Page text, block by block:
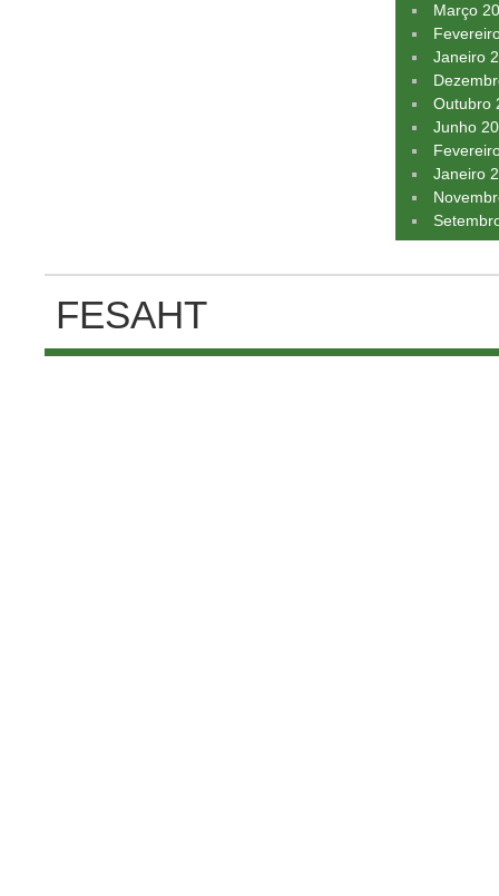
Março
Janeiro
Outubro
Junho
Janeiro
FESAHT